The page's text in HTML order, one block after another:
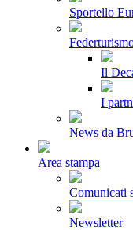
Sportello
Il
I
News da
Area stampa
Comunicati
Newsletter